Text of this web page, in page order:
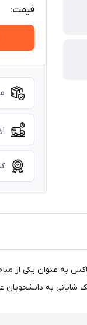
قیمت:
به عنوان یکی از
به دانشجویان